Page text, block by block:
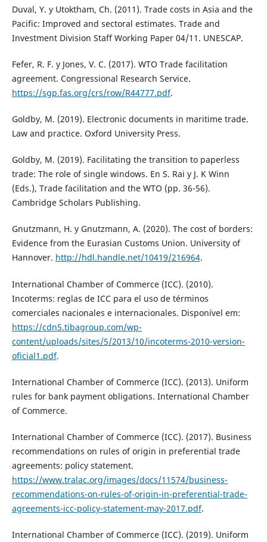
Duval, Y. y Utoktham, Ch. (2011). Trade costs in Asia and the
Pacific: Improved and sectoral estimates. Trade and
Investment Division Staff Working Paper 04/11. UNESCAP.
Fefer, R. F. y Jones, V. C. (2017). WTO Trade facilitation
agreement. Congressional Research Service.
https://sgp.fas.org/crs/row/R44777.pdf.
Goldby, M. (2019). Electronic documents in maritime trade.
Law and practice. Oxford University Press.
Goldby, M. (2019). Facilitating the transition to paperless
trade: The role of single windows. En S. Rai y J. K Winn
(Eds.), Trade facilitation and the WTO (pp. 36-56).
Cambridge Scholars Publishing.
Gnutzmann, H. y Gnutzmann, A. (2020). The cost of borders:
Evidence from the Eurasian Customs Union. University of
Hannover. http://hdl.handle.net/10419/216964.
International Chamber of Commerce (ICC). (2010).
Incoterms: reglas de ICC para el uso de términos
comerciales nacionales e internacionales. Disponível em:
https://cdn5.tibagroup.com/wp-
content/uploads/sites/5/2013/10/incoterms-2010-version-
oficial1.pdf.
International Chamber of Commerce (ICC). (2013). Uniform
rules for bank payment obligations. International Chamber
of Commerce.
International Chamber of Commerce (ICC). (2017). Business
recommendations on rules of origin in preferential trade
agreements: policy statement.
https://www.tralac.org/images/docs/11574/business-
recommendations-on-rules-of-origin-in-preferential-trade-
agreements-icc-policy-statement-may-2017.pdf.
International Chamber of Commerce (ICC). (2019). Uniform